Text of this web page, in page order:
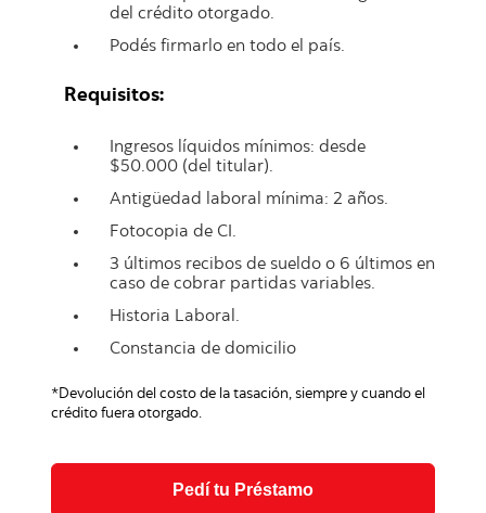
del crédito otorgado.
Podés firmarlo en todo el país.
Requisitos:
Ingresos líquidos mínimos: desde
$50.000 (del titular).
Antigüedad laboral mínima: 2 años.
Fotocopia de CI.
3 últimos recibos de sueldo o 6 últimos en
caso de cobrar partidas variables.
Historia Laboral.
Constancia de domicilio
*Devolución del costo de la tasación, siempre y cuando el
crédito fuera otorgado.
Pedí tu Préstamo